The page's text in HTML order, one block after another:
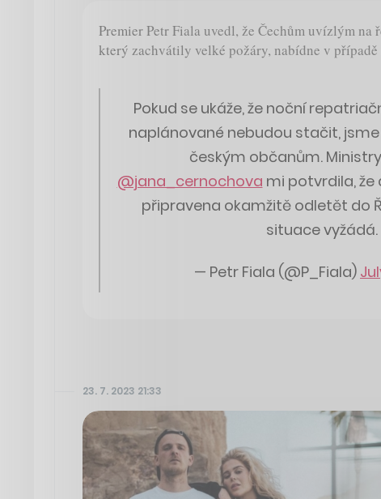
Premier Petr Fiala uvedl, že Čechům uvízlým na
který zachvátily velké požáry, nabídne v případě
Pokud se ukáže, že noční
naplánované nebudou stačit,
českým občanům.
@jana_cernochova mi potvrdila,
připravena okamžitě odletět do
situace vyžádá.
— Petr Fiala (@P_Fiala)
23. 7. 2023 21:33